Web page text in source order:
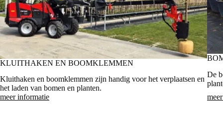
KLUITHAKEN EN BOOMKLEMMEN
Kluithaken en boomklemmen zijn handig voor het verplaatsen en
het laden van bomen en planten.
meer informatie
De